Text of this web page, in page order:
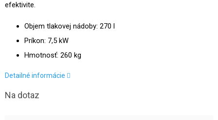
efektivite.
Objem tlakovej nádoby: 270 l
Príkon: 7,5 kW
Hmotnosť: 260 kg
Detailné informácie
Na dotaz